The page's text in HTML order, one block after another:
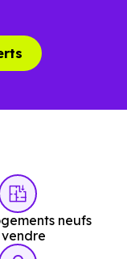
neufs